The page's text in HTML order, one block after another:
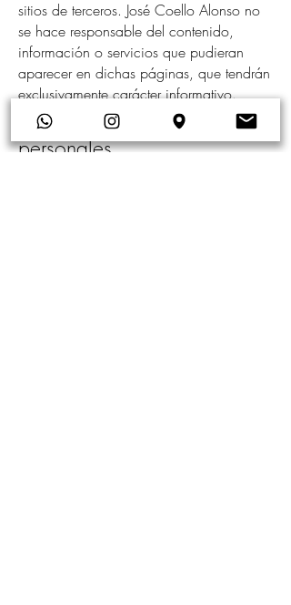
sitios de terceros. José Coello Alonso no
se hace responsable del contenido,
información o servicios que pudieran
aparecer en dichas páginas, que tendrán
exclusivamente carácter informativo.
5. Protección de datos
personales